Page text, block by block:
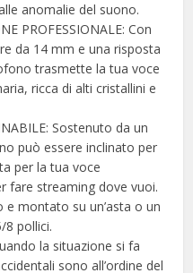
anomalie del suono.
PROFESSIONALE: Con
da 14 mm e una risposta
trasmette la tua voce
ricca di alti cristallini e
Sostenuto da un
può essere inclinato per
per la tua voce
fare streaming dove vuoi.
e montato su un’asta o un
pollici.
la situazione si fa
sono all’ordine del